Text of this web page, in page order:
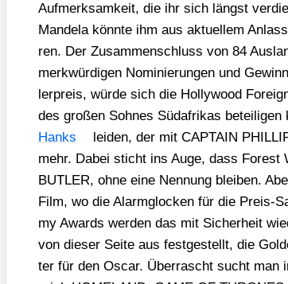
Auf­merk­sam­keit, die ihr sich längst
Man­de­la könn­te ihm aus aktu­el­lem
ren. Der Zusam­men­schluss von 84
merk­wür­di­gen Nomi­nie­run­gen und
ler­preis, wür­de sich die Hol­ly­wood
des gro­ßen Soh­nes Süd­afri­kas
Hanks
lei­den, der mit CAPTAIN
mehr. Dabei sticht ins Auge, dass Forest
BUTLER, ohne eine Nen­nung blei­ben.
Film, wo die Alarm­glo­cken für die Preis-
my Awards wer­den das mit Sicher­heit
von die­ser Sei­te aus fest­ge­stellt, die
ter für den Oscar. Über­rascht sucht